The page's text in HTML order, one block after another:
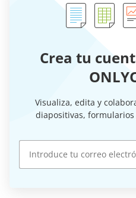
Crea tu
Visualiza, edita y
diapositivas, formularios